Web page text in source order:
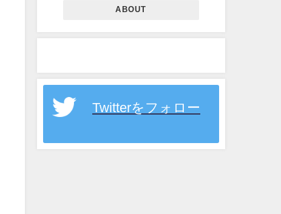
ABOUT
Twitterをフォロー